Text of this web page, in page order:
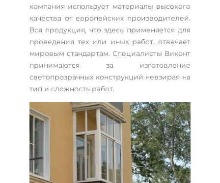
компания использует материалы высокого
качества от европейских производителей.
Вся продукция, что здесь применяется для
проведения тех или иных работ, отвечает
мировым стандартам. Специалисты Виконт
принимаются за изготовление
светопрозрачных конструкций невзирая на
тип и сложность работ.